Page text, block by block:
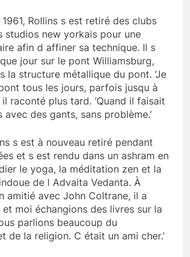
Rollins s est retiré des clubs
studios new yorkais pour une
afin d affiner sa technique. Il s
jour sur le pont Williamsburg,
la structure métallique du pont. ‘Je
tous les jours, parfois jusqu à
il raconté plus tard. ‘Quand il faisait
des gants, sans problème.’
s est à nouveau retiré pendant
et s est rendu dans un ashram en
le yoga, la méditation zen et la
de l Advaita Vedanta. À
amitié avec John Coltrane, il a
et moi échangions des livres sur la
parlions beaucoup du
de la religion. C était un ami cher.’